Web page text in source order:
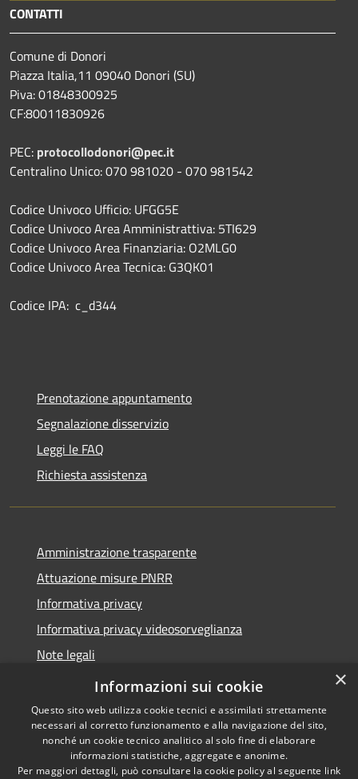
CONTATTI
Comune di Donori
Piazza Italia,11 09040 Donori (SU)
Piva: 01848300925
CF:80011830926
PEC: protocollodonori@pec.it
Centralino Unico: 070 981020 - 070 981542
Codice Univoco Ufficio: UFGG5E
Codice Univoco Area Amministrattiva: 5TI629
Codice Univoco Area Finanziaria: O2MLG0
Codice Univoco Area Tecnica: G3QK01
Codice IPA: c_d344
Prenotazione appuntamento
Segnalazione disservizio
Leggi le FAQ
Richiesta assistenza
Amministrazione trasparente
Attuazione misure PNRR
Informativa privacy
Informativa privacy videosorveglianza
Note legali
Dichiarazione di accessibilità
Copyright © 2026 • Comune di
×
Informazioni sui cookie
Questo sito web utilizza cookie tecnici e assimilati strettamente
necessari al corretto funzionamento e alla navigazione del sito,
nonché un cookie tecnico analitico al solo fine di elaborare
informazioni statistiche, aggregate e anonime.
Per maggiori dettagli, può consultare la cookie policy al seguente link